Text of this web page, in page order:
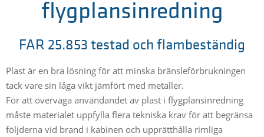
flygplansinredning
FAR 25.853 testad och flambeständig
Plast är en bra lösning för att minska bränsleförbrukningen
tack vare sin låga vikt jämfört med metaller.
För att överväga användandet av plast i flygplansinredning
måste materialet uppfylla flera tekniska krav för att begränsa
följderna vid brand i kabinen och upprätthålla rimliga